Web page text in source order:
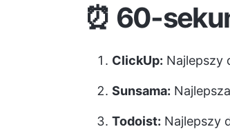
⏰ 60-
ClickUp: Najlepszy
Sunsama:
Todoist: Najlepszy